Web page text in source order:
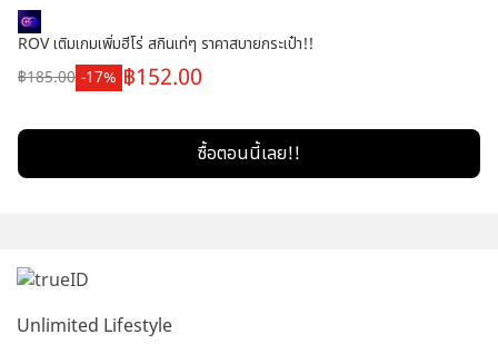
ROV เติมเกมเพิ่มฮีโร่ สกินเท่ๆ ราคาสบายกระเป๋า!!
185.00 17 152.00
ซื้อตอนนี้เลย!!
Unlimited Lifestyle